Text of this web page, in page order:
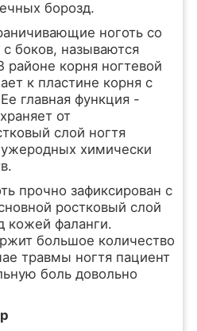
борозд.
ноготь со
боков, называются
корня ногтевой
к пластине корня с
главная функция -
от
слой ногтя
химически
прочно зафиксирован с
ростковый слой
кожей фаланги.
большое количество
травмы ногтя пациент
боль довольно